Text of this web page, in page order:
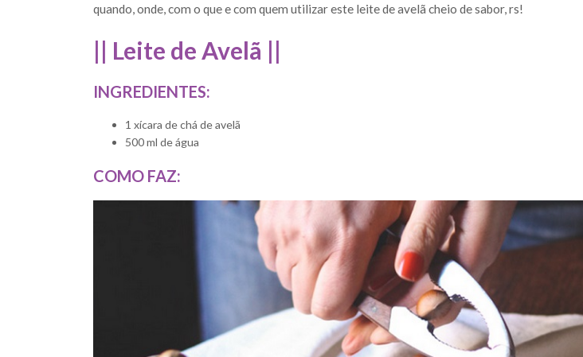
quando, onde, com o que e com quem utilizar este leite de avelã cheio de sabor, rs!
|| Leite de Avelã ||
INGREDIENTES:
1 xícara de chá de avelã
500 ml de água
COMO FAZ: